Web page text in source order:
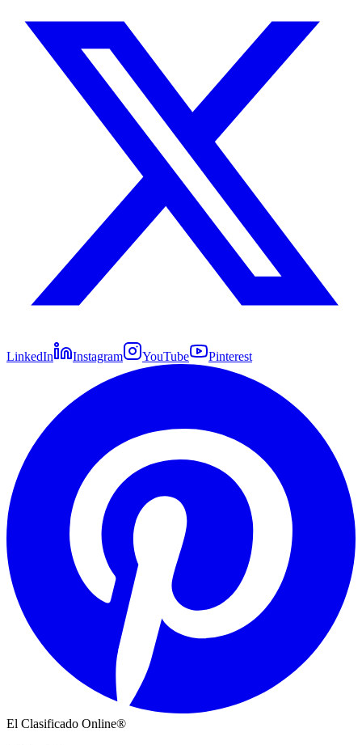
LinkedIn Instagram YouTube Pinterest
El Clasificado Online®